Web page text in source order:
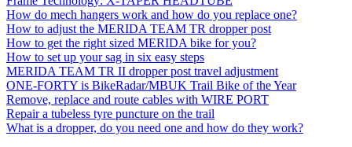
How do mech hangers work and how do you replace one?
How to adjust the MERIDA TEAM TR dropper post
How to get the right sized MERIDA bike for you?
How to set up your sag in six easy steps
MERIDA TEAM TR II dropper post travel adjustment
ONE-FORTY is BikeRadar/MBUK Trail Bike of the Year
Remove, replace and route cables with WIRE PORT
Repair a tubeless tyre puncture on the trail
What is a dropper, do you need one and how do they work?